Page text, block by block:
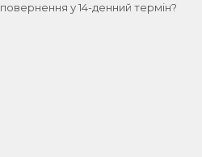
повернення у 14-денний термін?